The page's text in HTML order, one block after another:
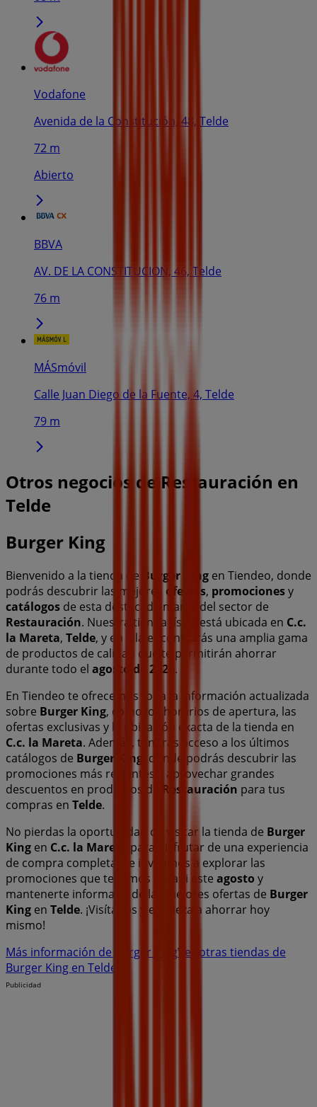
Vodafone
Avenida de la Constitución, 48, Telde
72 m
Abierto
BBVA
AV. DE LA CONSTITUCION, 46, Telde
76 m
MÁSmóvil
Calle Juan Diego de la Fuente, 4, Telde
79 m
Otros negocios de Restauración en
Telde
Burger King
Bienvenido a la tienda de Burger King en Tiendeo, donde
podrás descubrir las mejores ofertas, promocionesy
catálogos de esta destacada marca del sector de
Restauración. Nuestra tienda física está ubicada en C.c.
la Mareta, Telde, y en ella encontrarás una amplia gama
de productos de calidad que te permitirán ahorrar
durante todo el agosto de 2026 .
En Tiendeo te ofrecemos toda la información actualizada
sobre Burger King, como los horarios de apertura, las
ofertas exclusivas y la ubicación exacta de la tienda en
C.c. la Mareta. Además, tendrás acceso a los últimos
catálogos de Burger King , donde podrás descubrir las
promociones más recientes y aprovechar grandes
descuentos en productos de
Restauración para tus
compras en Telde.
No pierdas la oportunidad de visitar la tienda de Burger
King en C.c. la Mareta
para disfrutar de una experiencia
de compra completa. Te invitamos a explorar las
promociones que tenemos para ti este agosto y
mantenerte informado de las mejores ofertas de Burger
King en Telde. ¡Visítanos y empieza a ahorrar hoy
mismo!
Más información de Burger KingVer otras tiendas de
Burger King en Telde
Publicidad